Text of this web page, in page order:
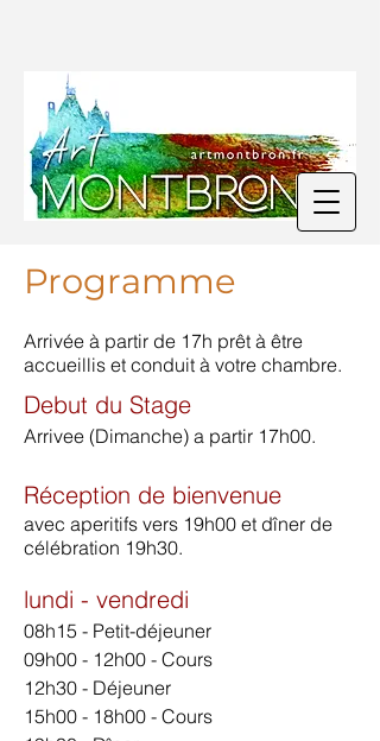
Programme
Arrivée à partir de 17h prêt à être
accueillis et conduit à votre chambre.
Debut du Stage
Arrivee (Dimanche) a partir 17h00.
Réception de bienvenue
avec aperitifs vers 19h00 et dîner de
célébration 19h30.​
lundi - vendredi
08h15 - Petit-déjeuner
09h00 - 12h00 - Cours
12h30 - Déjeuner
15h00 - 18h00 - Cours